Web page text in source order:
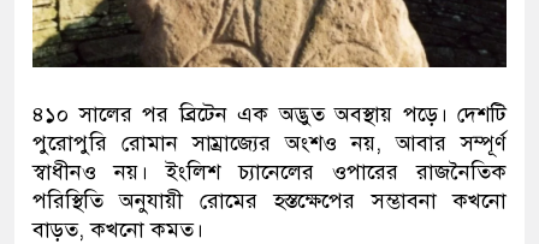
৪১০ সালের পর ব্রিটেন এক অদ্ভুত অবস্থায় পড়ে। দেশটি
পুরোপুরি রোমান সাম্রাজ্যের অংশও নয়, আবার সম্পূর্ণ
স্বাধীনও নয়। ইংলিশ চ্যানেলের ওপারের রাজনৈতিক
পরিস্থিতি অনুযায়ী রোমের হস্তক্ষেপের সম্ভাবনা কখনো
বাড়ত, কখনো কমত।